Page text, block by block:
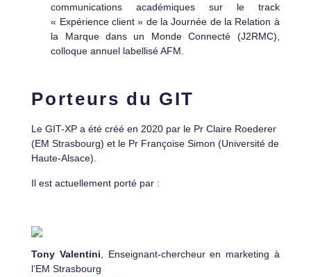
communications académiques sur le track
« Expérience client » de la Journée de la Relation à
la Marque dans un Monde Connecté (J2RMC),
colloque annuel labellisé AFM.
Porteurs du GIT
Le GIT-XP a été créé en 2020 par le Pr Claire Roederer
(EM Strasbourg) et le Pr Françoise Simon (Université de
Haute-Alsace).
Il est actuellement porté par :
Tony Valentini , Enseignant-chercheur en marketing à
l’EM Strasbourg